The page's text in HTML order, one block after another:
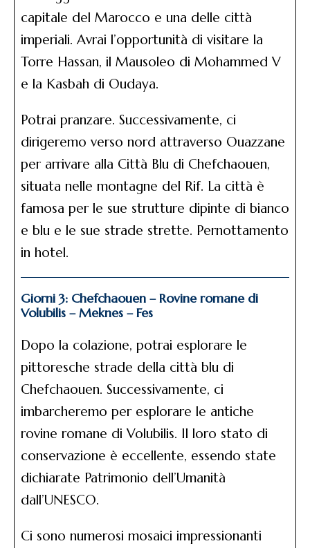
capitale del Marocco e una delle città
imperiali. Avrai l’opportunità di visitare la
Torre Hassan, il Mausoleo di Mohammed V
e la Kasbah di Oudaya.
Potrai pranzare. Successivamente, ci
dirigeremo verso nord attraverso Ouazzane
per arrivare alla Città Blu di Chefchaouen,
situata nelle montagne del Rif. La città è
famosa per le sue strutture dipinte di bianco
e blu e le sue strade strette. Pernottamento
in hotel.
Giorni 3: Chefchaouen – Rovine romane di
Volubilis – Meknes – Fes
Dopo la colazione, potrai esplorare le
pittoresche strade della città blu di
Chefchaouen. Successivamente, ci
imbarcheremo per esplorare le antiche
rovine romane di Volubilis. Il loro stato di
conservazione è eccellente, essendo state
dichiarate Patrimonio dell’Umanità
dall’UNESCO.
Ci sono numerosi mosaici impressionanti